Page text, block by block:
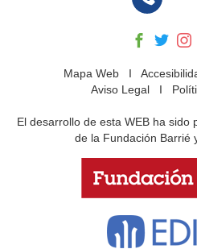
Mapa WebI
Aviso Legal I
El desarrollo de esta WEB ha sido
de la Fundación Barrié